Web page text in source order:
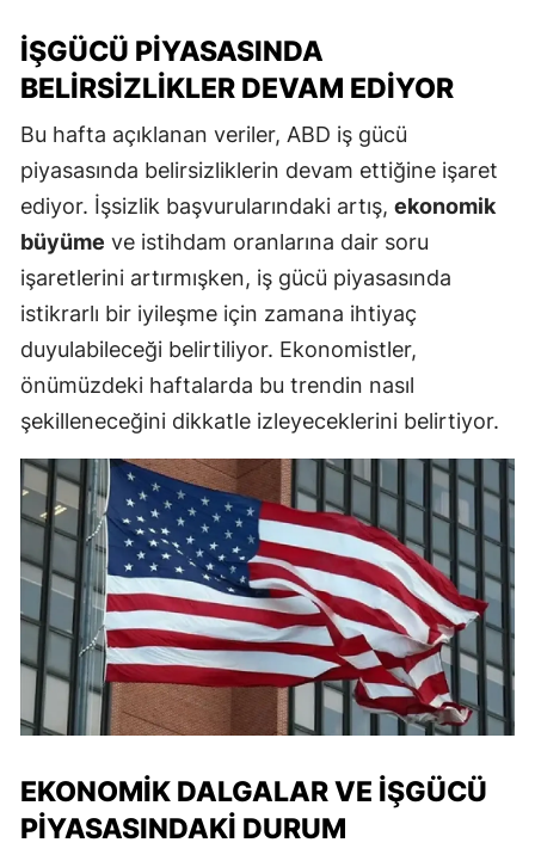
İŞGÜCÜ PIYASASINDA
BELIRSIZLIKLER DEVAM EDIYOR
Bu hafta açıklanan veriler, ABD iş gücü
piyasasında belirsizliklerin devam ettiğine işaret
ediyor. İşsizlik başvurularındaki artış, ekonomik
büyüme ve istihdam oranlarına dair soru
işaretlerini artırmışken, iş gücü piyasasında
istikrarlı bir iyileşme için zamana ihtiyaç
duyulabileceği belirtiliyor. Ekonomistler,
önümüzdeki haftalarda bu trendin nasıl
şekilleneceğini dikkatle izleyeceklerini belirtiyor.
EKONOMIK DALGALAR VE İŞGÜCÜ
PIYASASINDAKI DURUM